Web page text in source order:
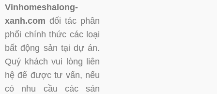
Vinhomeshalong-
xanh.com đối tác phân
phối chính thức các loại
bất động sản tại dự án.
Quý khách vui lòng liên
hệ để được tư vấn, nếu
có nhu cầu các sản